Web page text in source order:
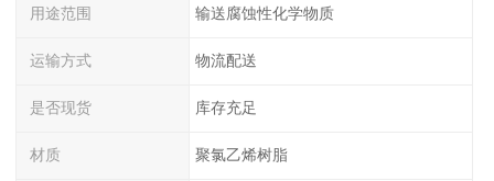
用途范围 输送腐蚀性化学物质
运输方式 物流配送
是否现货 库存充足
材质 聚氯乙烯树脂